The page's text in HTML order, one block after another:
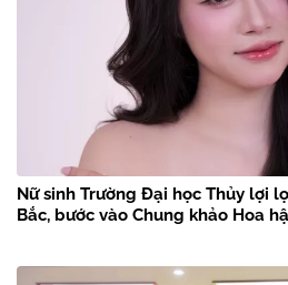
Nữ sinh Trường Đại học Thủy lợi
Bắc, bước vào Chung khảo Hoa